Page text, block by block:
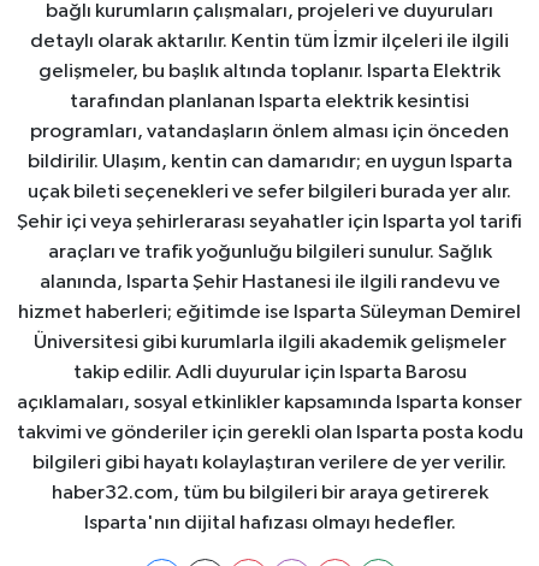
bağlı kurumların çalışmaları, projeleri ve duyuruları
detaylı olarak aktarılır. Kentin tüm İzmir ilçeleri ile ilgili
gelişmeler, bu başlık altında toplanır. Isparta Elektrik
tarafından planlanan Isparta elektrik kesintisi
programları, vatandaşların önlem alması için önceden
bildirilir. Ulaşım, kentin can damarıdır; en uygun Isparta
uçak bileti seçenekleri ve sefer bilgileri burada yer alır.
Şehir içi veya şehirlerarası seyahatler için Isparta yol tarifi
araçları ve trafik yoğunluğu bilgileri sunulur. Sağlık
alanında, Isparta Şehir Hastanesi ile ilgili randevu ve
hizmet haberleri; eğitimde ise Isparta Süleyman Demirel
Üniversitesi gibi kurumlarla ilgili akademik gelişmeler
takip edilir. Adli duyurular için Isparta Barosu
açıklamaları, sosyal etkinlikler kapsamında Isparta konser
takvimi ve gönderiler için gerekli olan Isparta posta kodu
bilgileri gibi hayatı kolaylaştıran verilere de yer verilir.
haber32.com, tüm bu bilgileri bir araya getirerek
Isparta'nın dijital hafızası olmayı hedefler.